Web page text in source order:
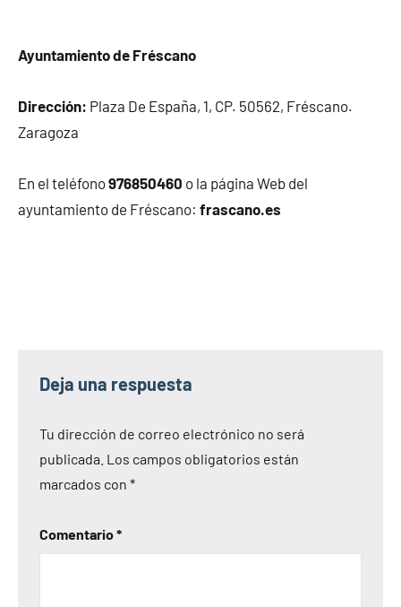
Ayuntamiento de Fréscano
Dirección: Plaza De España, 1, CP. 50562, Fréscano.
Zaragoza
En el teléfono976850460 o la página Web del
ayuntamiento de Fréscano: frascano.es
Deja una respuesta
Tu dirección de correo electrónico no será
publicada. Los campos obligatorios están
marcados con *
Comentario*